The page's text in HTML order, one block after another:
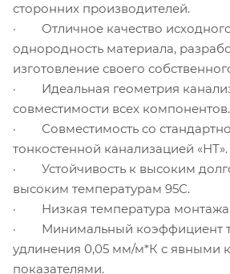
сторонних производителей.
· Отличное качество
однородность материала,
изготовление своего
· Идеальная геометрия
совместимости всех компонентов.
· Совместимость со
тонкостенной канализацией «НТ».
· Устойчивость к высоким
высоким температурам 95С.
· Низкая температура
· Минимальный коэффициент
удлинения 0,05 мм/м*К с явными
показателями.